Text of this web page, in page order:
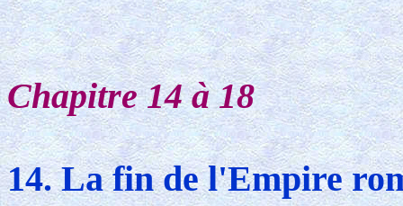
Chapitre 14 à 18
14. La fin de l'Empire